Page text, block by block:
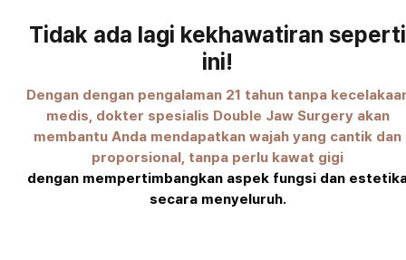
Tidak ada lagi kekhawatiran seperti
ini!
Dengan dengan pengalaman 21 tahun tanpa
medis, dokter spesialis Double Jaw Surgery akan
membantu Anda mendapatkan wajah yang cantik dan
proporsional, tanpa perlu kawat gigi
dengan mempertimbangkan aspek fungsi dan
secara menyeluruh.